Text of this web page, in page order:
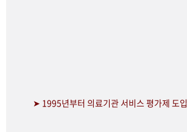
➤ 1995년부터 의료기관 서비스 평가제 도입